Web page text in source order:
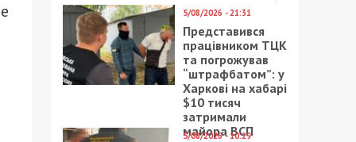
5/08/2026 - 21:31
Представився
працівником ТЦК
та погрожував
“штрафбатом”: у
Харкові на хабарі
$10 тисяч
затримали
майора ВСП
5/08/2026 - 10:29